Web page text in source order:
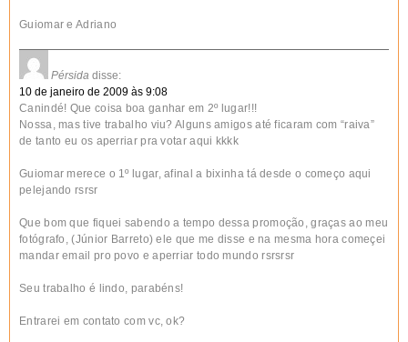
Guiomar e Adriano
Pérsida disse:
10 de janeiro de 2009 às 9:08
Canindé! Que coisa boa ganhar em 2º lugar!!!
Nossa, mas tive trabalho viu? Alguns amigos até ficaram com “raiva”
de tanto eu os aperriar pra votar aqui kkkk
Guiomar merece o 1º lugar, afinal a bixinha tá desde o começo aqui
pelejando rsrsr
Que bom que fiquei sabendo a tempo dessa promoção, graças ao meu
fotógrafo, (Júnior Barreto) ele que me disse e na mesma hora começei
mandar email pro povo e aperriar todo mundo rsrsrsr
Seu trabalho é lindo, parabéns!
Entrarei em contato com vc, ok?